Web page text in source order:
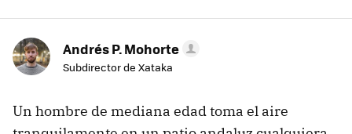
Andrés P. Mohorte
Subdirector de Xataka
Un hombre de mediana edad toma el aire